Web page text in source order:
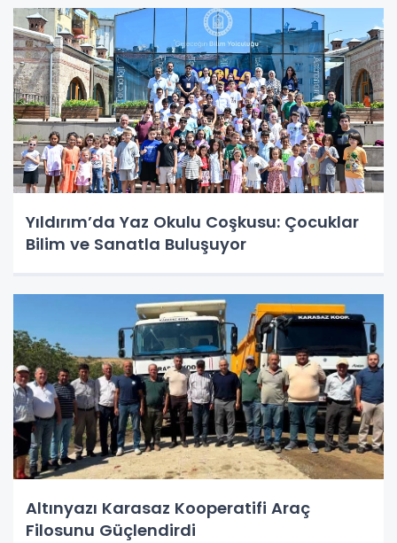
Yıldırım’da Yaz Okulu Coşkusu: Çocuklar
Bilim ve Sanatla Buluşuyor
Altınyazı Karasaz Kooperatifi Araç
Filosunu Güçlendirdi